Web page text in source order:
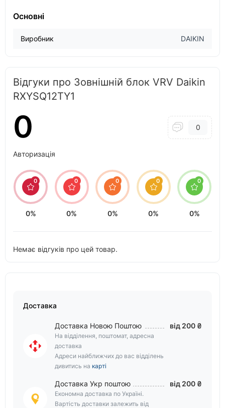
Основні
Виробник DAIKIN
Відгуки про Зовнішній блок VRV Daikin
RXYSQ12TY1
0 0
Авторизація
0
0%
0
0%
0
0%
0
0%
0
0%
Немає відгуків про цей товар.
Доставка
Доставка Новою Поштою
На відділення, поштомат, адресна
доставка
Адреси найближчих до вас відділень
дивитись на карті
від 200 ₴
Доставка Укр поштою
Економна доставка по Україні.
Вартість доставки залежить від
від 200 ₴